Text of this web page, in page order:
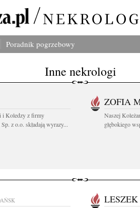
Poradnik pogrzebowy
Inne nekrologi
i Koledzy z firmy
z o.o. składają wyrazy...
ZOFIA
Naszej
głębokiego